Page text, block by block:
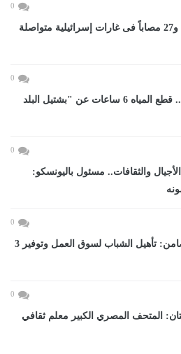
0
4 شهداء بينهم طفلان و27 مصاباً فى غارات إسرائيلية متواصلة
0
لحل أزمة الطفوحات.. قطع المياه 6 ساعات عن "بشتيل البلد
0
والثقافات.. مسئول باليونسكو:
0
حصاد الوزارات.. التضامن: تأهيل الشباب لسوق العمل وتوفير 3
0
المتحف المصري الكبير معلم ثقافي